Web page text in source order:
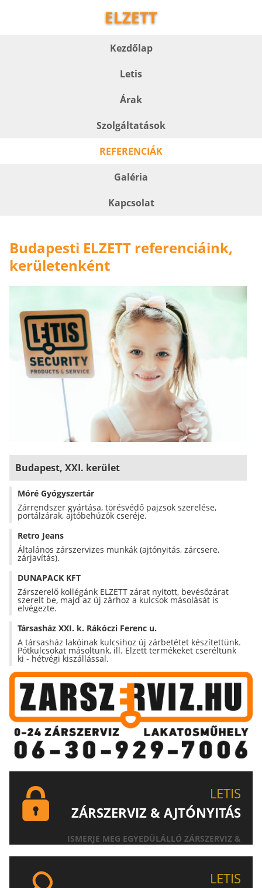
ELZETT
Kezdőlap
Letis
Árak
Szolgáltatások
REFERENCIÁK
Galéria
Kapcsolat
Budapesti ELZETT referenciáink,
kerületenként
Budapest, XXI. kerület
Móré Gyógyszertár
Zárrendszer gyártása, törésvédő pajzsok szerelése,
portálzárak, ajtóbehúzók cseréje.
Retro Jeans
Általános zárszervizes munkák (ajtónyitás, zárcsere,
zárjavítás).
DUNAPACK KFT
Zárszerelő kollégánk ELZETT zárat nyitott, bevésőzárat
szerelt be, majd az új zárhoz a kulcsok másolását is
elvégezte.
Társasház XXI. k. Rákóczi Ferenc u.
A társasház lakóinak kulcsihoz új zárbetétet készítettünk.
Pótkulcsokat másoltunk, ill. Elzett termékeket cseréltünk
ki - hétvégi kiszállással.
LETIS
ZÁRSZERVIZ & AJTÓNYITÁS
ISMERJE MEG EGYEDÜLÁLLÓ ZÁRSZERVIZ &
LETIS